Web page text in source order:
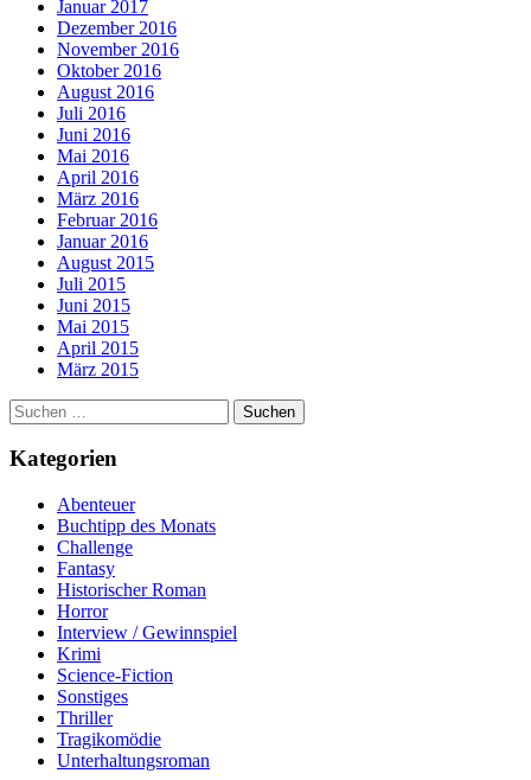
Januar 2017
Dezember 2016
November 2016
Oktober 2016
August 2016
Juli 2016
Juni 2016
Mai 2016
April 2016
März 2016
Februar 2016
Januar 2016
August 2015
Juli 2015
Juni 2015
Mai 2015
April 2015
März 2015
Suchen
nach:
Kategorien
Abenteuer
Buchtipp des Monats
Challenge
Fantasy
Historischer Roman
Horror
Interview / Gewinnspiel
Krimi
Science-Fiction
Sonstiges
Thriller
Tragikomödie
Unterhaltungsroman